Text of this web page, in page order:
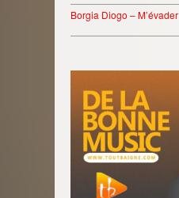
Borgia Diogo – M’évader